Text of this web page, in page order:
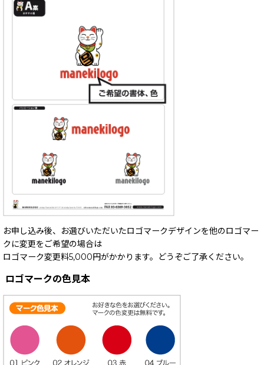
お申し込み後、お選びいただいたロゴマークデザインを他のロゴマー
クに変更をご希望の場合は
ロゴマーク変更料5,000円がかかります。どうぞご了承ください。
ロゴマークの色見本